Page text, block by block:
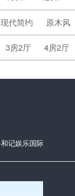
现代简约 原木风
3房2厅 4房2厅
记娱乐国际